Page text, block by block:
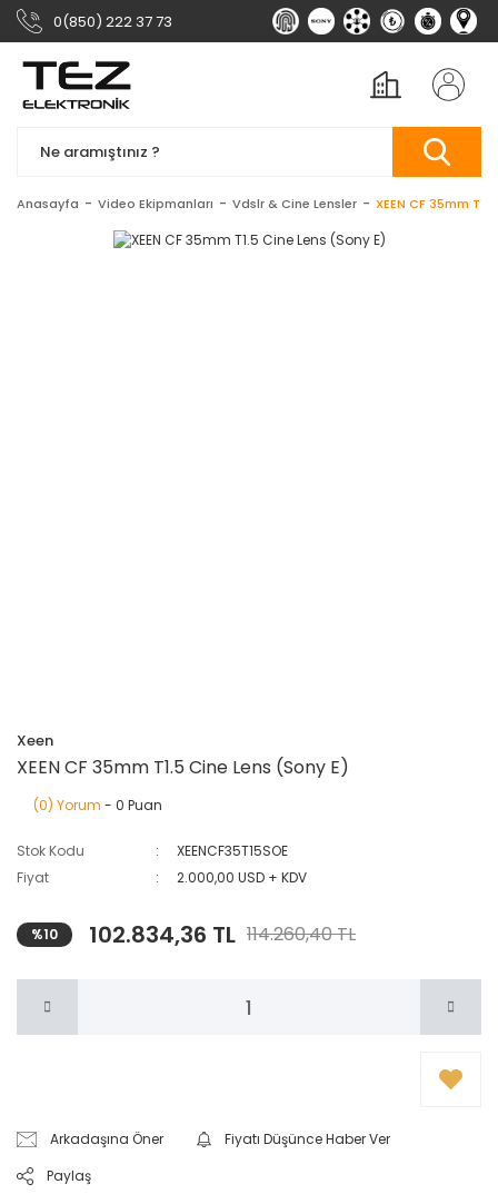
0(850) 222 37 73
Anasayfa Video Ekipmanları Vdslr & Cine Lensler XEEN CF 35mm
Xeen
XEEN CF 35mm T1.5 Cine Lens (Sony E)
(0) Yorum - 0 Puan
Stok Kodu
XEENCF35T15SOE
Fiyat
2.000,00 USD + KDV
%10 102.834,36 TL 114.260,40 TL
Arkadaşına Öner
Fiyatı Düşünce Haber Ver
Paylaş